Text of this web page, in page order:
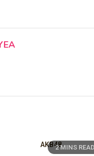
2 MINS READ
AKB48